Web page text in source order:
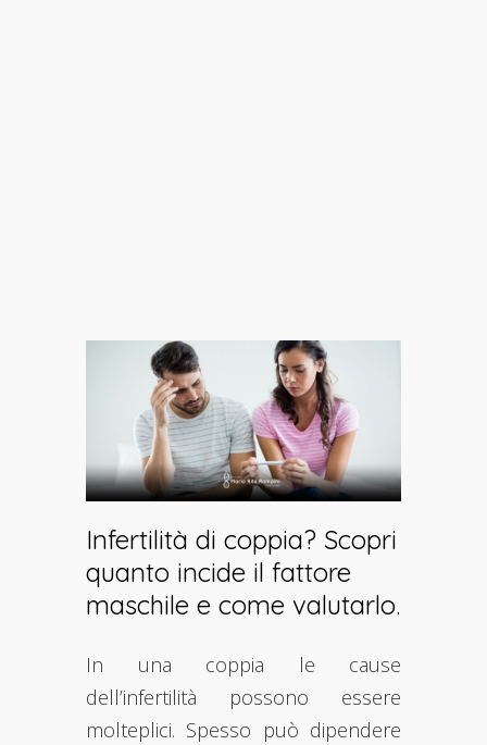
Infertilità di coppia? Scopri
quanto incide il fattore
maschile e come valutarlo.
In una coppia le cause
dell’infertilità possono essere
molteplici. Spesso può dipendere